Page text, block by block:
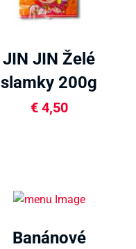
JIN JIN Želé
slamky 200g
€4,50
Banánové